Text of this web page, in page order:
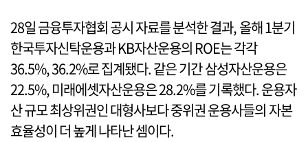
28일 금융투자협회 공시 자료를 분석한 결과, 올해 1분기
한국투자신탁운용과 KB자산운용의 ROE는 각각
36.5%, 36.2%로 집계됐다. 같은 기간 삼성자산운용은
22.5%, 미래에셋자산운용은 28.2%를 기록했다. 운용자
산 규모 최상위권인 대형사보다 중위권 운용사들의 자본
효율성이 더 높게 나타난 셈이다.